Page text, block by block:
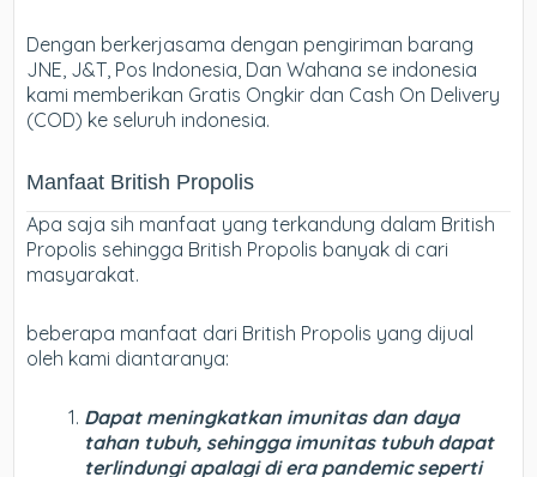
Dengan berkerjasama dengan pengiriman barang
JNE, J&T, Pos Indonesia, Dan Wahana se indonesia
kami memberikan Gratis Ongkir dan Cash On Delivery
(COD) ke seluruh indonesia.
Manfaat British Propolis
Apa saja sih manfaat yang terkandung dalam British
Propolis sehingga British Propolis banyak di cari
masyarakat.
beberapa manfaat dari British Propolis yang dijual
oleh kami diantaranya:
Dapat meningkatkan imunitas dan daya
tahan tubuh, sehingga imunitas tubuh dapat
terlindungi apalagi di era pandemic seperti